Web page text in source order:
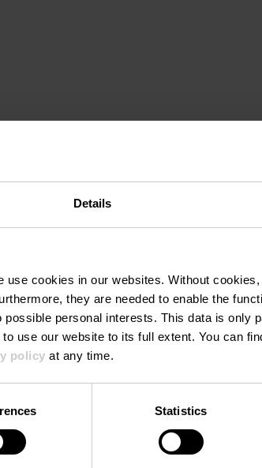
Details
use cookies in our websites. Without
they are needed to enable the
personal interests. This data is only
use our website to its full extent. You can
policy at any time.
Statistics
rencontrer
ensemble
HANSHAFF